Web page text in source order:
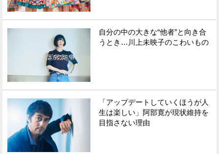
自分の中の大きな“他者”と向き合
うとき…川上未映子のこわいもの
「アップデートしていくほうが人
生は楽しい」阿部寛が現状維持を
目指さない理由